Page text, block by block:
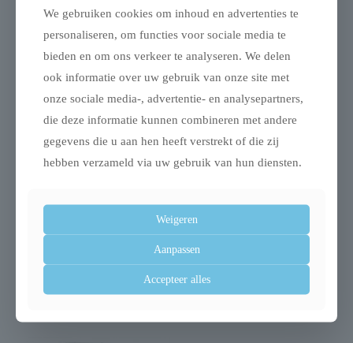
Gerelateerde producten
Trixie trap lichtgrijs
Trixie natura
metaal 8 panelen
We gebruiken cookies om inhoud en advertenties te
personaliseren, om functies voor sociale media te
bieden en om ons verkeer te analyseren. We delen
ook informatie over uw gebruik van onze site met
onze sociale media-, advertentie- en analysepartners,
die deze informatie kunnen combineren met andere
gegevens die u aan hen heeft verstrekt of die zij
hebben verzameld via uw gebruik van hun diensten.
Weigeren
Aanpassen
Accepteer alles